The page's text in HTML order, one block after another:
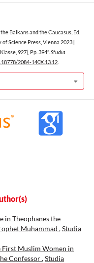
Balkans and the Caucasus, Ed.
Science Press, Vienna 2023 [=
927], Pp. 394”. Studia
2084-140X.13.12
in Theophanes the
Muḥammad ,Studia
First Muslim Women in
Confessor,Studia